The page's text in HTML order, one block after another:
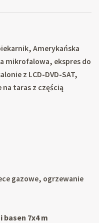
Amerykańska
mikrofalowa, ekspres do
z LCD-DVD-SAT,
taras z częścią
gazowe, ogrzewanie
7x4 m